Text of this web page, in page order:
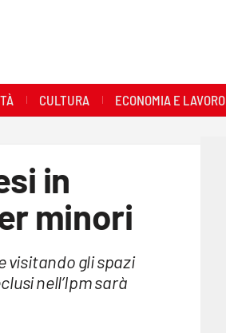
CULTURA ECONOMIA E LAVORO
in
minori
visitando gli spazi
nell’Ipm sarà